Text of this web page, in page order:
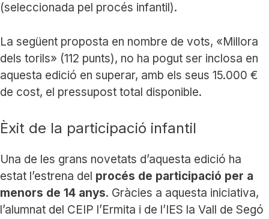
(seleccionada pel procés infantil).
La següent proposta en nombre de vots, «Millora
dels torils» (112 punts), no ha pogut ser inclosa en
aquesta edició en superar, amb els seus 15.000 €
de cost, el pressupost total disponible.
Èxit de la participació infantil
Una de les grans novetats d’aquesta edició ha
estat l’estrena del procés de participació per a
menors de 14 anys. Gràcies a aquesta iniciativa,
l’alumnat del CEIP l’Ermita i de l’IES la Vall de Segó